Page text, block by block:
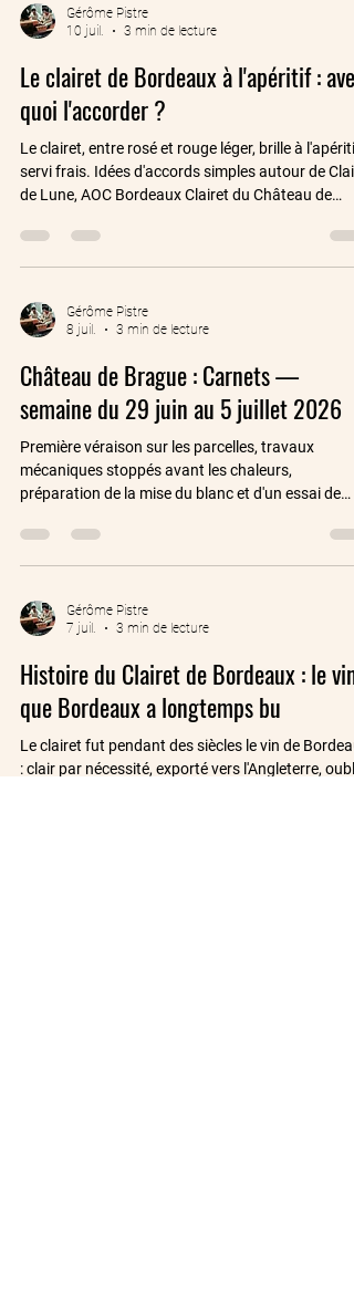
Gérôme Pistre
10 juil.
3 min de lecture
Le clairet de Bordeaux à l'apéritif : avec
quoi l'accorder ?
Le clairet, entre rosé et rouge léger, brille à l'apéritif
servi frais. Idées d'accords simples autour de Clair
de Lune, AOC Bordeaux Clairet du Château de
Gérôme Pistre
8 juil.
3 min de lecture
Château de Brague : Carnets —
semaine du 29 juin au 5 juillet 2026
Première véraison sur les parcelles, travaux
mécaniques stoppés avant les chaleurs,
préparation de la mise du blanc et d'un essai de
Gérôme Pistre
7 juil.
3 min de lecture
Histoire du Clairet de Bordeaux : le vin
que Bordeaux a longtemps bu
Le clairet fut pendant des siècles le vin de
: clair par nécessité, exporté vers l'Angleterre,